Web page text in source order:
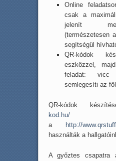
Online
csak a
jelenít
(természetesen
segítségül
QR-kódok
eszközzel,
feladat: vicc
semlegesíti az
QR-kódok
kod.hu/
a
http://
használták a
A győztes csapatra